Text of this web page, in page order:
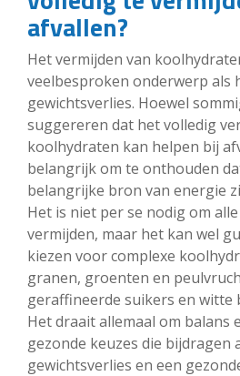
afvallen?
Het vermijden van
veelbesproken onderwerp als
gewichtsverlies. Hoewel
suggereren dat het volledig
koolhydraten kan helpen bij
belangrijk om te onthouden
belangrijke bron van energie
Het is niet per se nodig om
vermijden, maar het kan wel
kiezen voor complexe
granen, groenten en
geraffineerde suikers en witte
Het draait allemaal om balans
gezonde keuzes die bijdragen
gewichtsverlies en een